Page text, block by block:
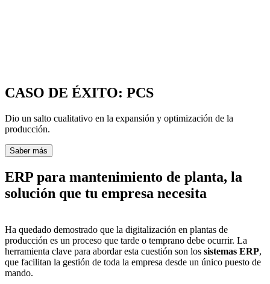
CASO DE ÉXITO: PCS
Dio un salto cualitativo en la expansión y optimización de la
producción.
Saber más
ERP para mantenimiento de planta, la
solución que tu empresa necesita
Ha quedado demostrado que la digitalización en plantas de
producción es un proceso que tarde o temprano debe ocurrir. La
herramienta clave para abordar esta cuestión son los sistemas ERP,
que facilitan la gestión de toda la empresa desde un único puesto de
mando.